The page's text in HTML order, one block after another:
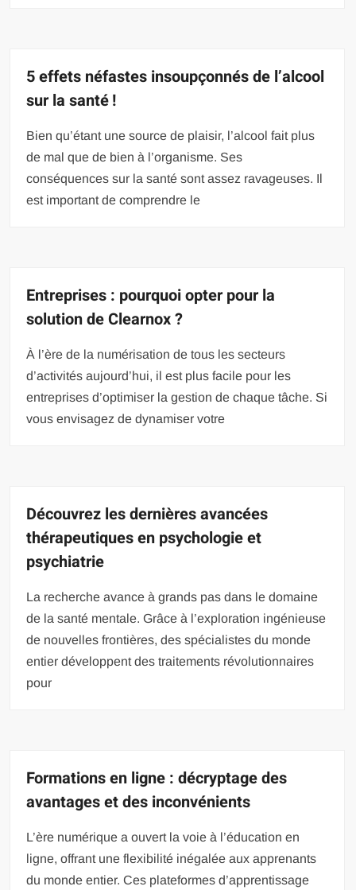
5 effets néfastes insoupçonnés de l’alcool
sur la santé !
Bien qu’étant une source de plaisir, l’alcool fait plus
de mal que de bien à l’organisme. Ses
conséquences sur la santé sont assez ravageuses. Il
est important de comprendre le
Entreprises : pourquoi opter pour la
solution de Clearnox ?
À l’ère de la numérisation de tous les secteurs
d’activités aujourd’hui, il est plus facile pour les
entreprises d’optimiser la gestion de chaque tâche. Si
vous envisagez de dynamiser votre
Découvrez les dernières avancées
thérapeutiques en psychologie et
psychiatrie
La recherche avance à grands pas dans le domaine
de la santé mentale. Grâce à l’exploration ingénieuse
de nouvelles frontières, des spécialistes du monde
entier développent des traitements révolutionnaires
pour
Formations en ligne : décryptage des
avantages et des inconvénients
L’ère numérique a ouvert la voie à l’éducation en
ligne, offrant une flexibilité inégalée aux apprenants
du monde entier. Ces plateformes d’apprentissage